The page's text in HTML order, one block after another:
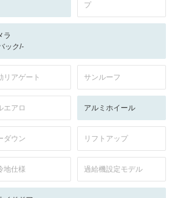
プ
ラ
ック/-
リアゲート サンルーフ
エアロ アルミホイール
ダウン リフトアップ
地仕様 過給機設定モデル